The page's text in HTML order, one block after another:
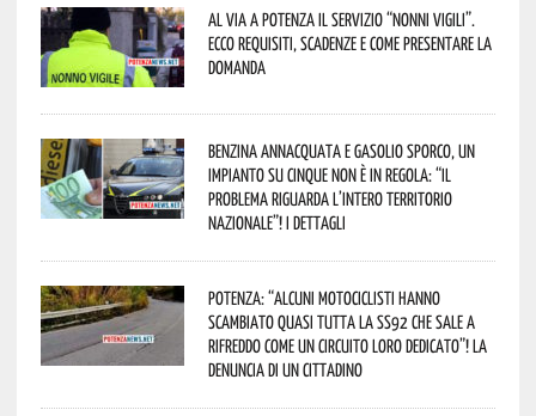
Al via a Potenza il servizio “Nonni Vigili”.
Ecco requisiti, scadenze e come presentare la
domanda
Benzina annacquata e gasolio sporco, un
impianto su cinque non è in regola: “il
problema riguarda l’intero territorio
Nazionale”! I dettagli
Potenza: “alcuni motociclisti hanno
scambiato quasi tutta la SS92 che sale a
Rifreddo come un circuito loro dedicato”! La
denuncia di un cittadino